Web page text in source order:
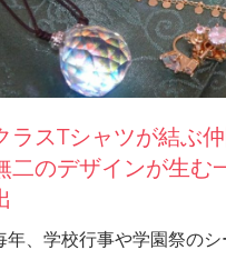
ラスTシャツが結ぶ
二のデザインが生む
年、学校行事や学園祭の